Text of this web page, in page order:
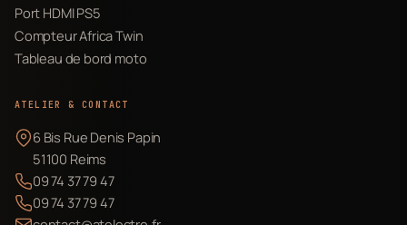
Port HDMI PS5
Compteur Africa Twin
Tableau de bord moto
ATELIER & CONTACT
6 Bis Rue Denis Papin
51100 Reims
09 74 37 79 47
09 74 37 79 47